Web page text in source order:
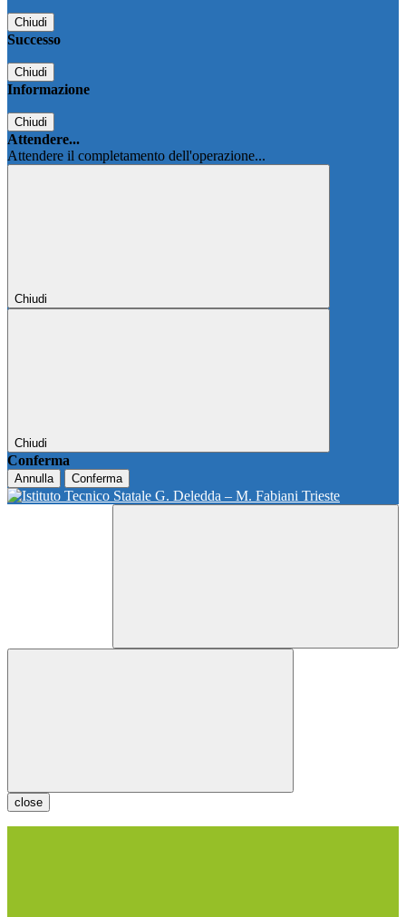
Chiudi
Successo
Chiudi
Informazione
Chiudi
Attendere...
Attendere il completamento dell'operazione...
Chiudi
Chiudi
Conferma
Annulla Conferma
close